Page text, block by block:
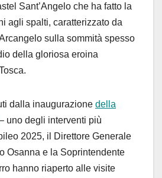
Sant’Angelo che ha fatto la
agli spalti, caratterizzato da
sulla sommità spesso
della gloriosa eroina
dalla inaugurazione della
uno degli interventi più
2025, il Direttore Generale
Osanna e la Soprintendente
hanno riaperto alle visite